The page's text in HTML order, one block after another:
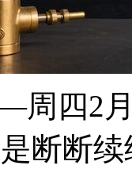
周四2
断断